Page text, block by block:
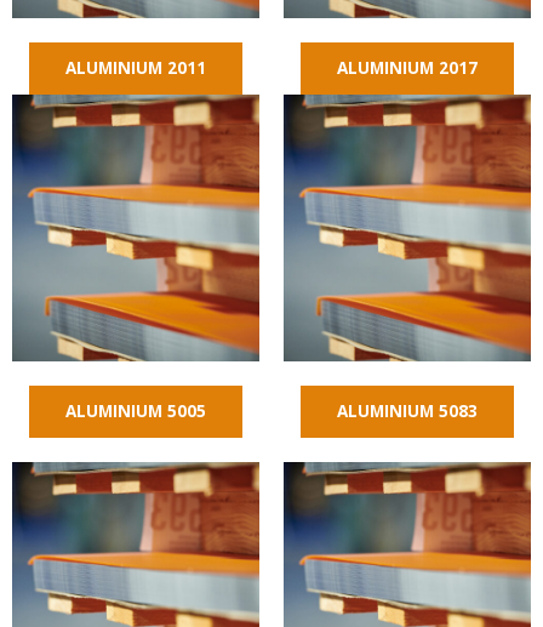
ALUMINIUM 2011 ALUMINIUM 2017
ALUMINIUM 5005 ALUMINIUM 5083